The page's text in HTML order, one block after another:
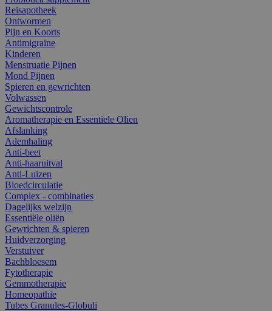
Reisapotheek
Ontwormen
Pijn en Koorts
Antimigraine
Kinderen
Menstruatie Pijnen
Mond Pijnen
Spieren en gewrichten
Volwassen
Gewichtscontrole
Aromatherapie en Essentiele Olien
Afslanking
Ademhaling
Anti-beet
Anti-haaruitval
Anti-Luizen
Bloedcirculatie
Complex - combinaties
Dagelijks welzijn
Essentiële oliën
Gewrichten & spieren
Huidverzorging
Verstuiver
Bachbloesem
Fytotherapie
Gemmotherapie
Homeopathie
Tubes Granules-Globuli